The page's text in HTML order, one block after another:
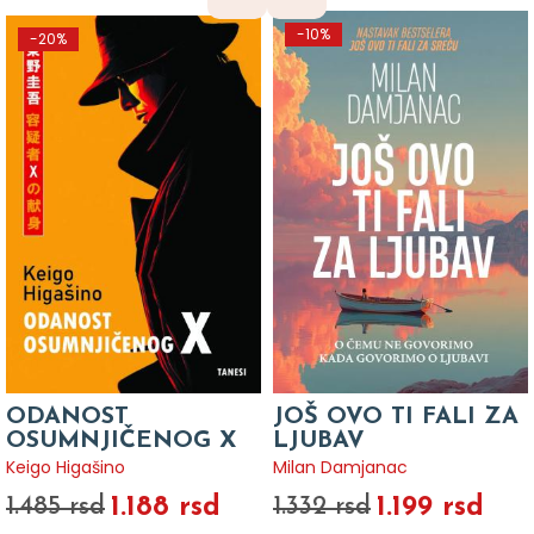
-20%
ODANOST
OSUMNJIČENOG X
Keigo Higašino
1.485 rsd 1.188 rsd
-10%
JOŠ OVO TI FALI ZA
LJUBAV
Milan Damjanac
1.332 rsd 1.199 rsd